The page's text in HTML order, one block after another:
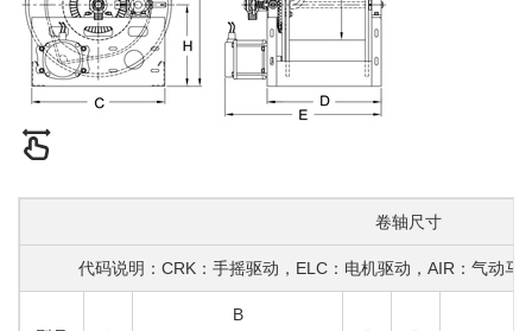
卷轴尺寸
代码说明：CRK：手摇驱动，ELC：电机驱动，AIR：气动马
B